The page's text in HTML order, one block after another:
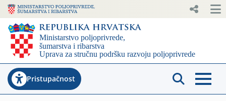
Pristupačnost